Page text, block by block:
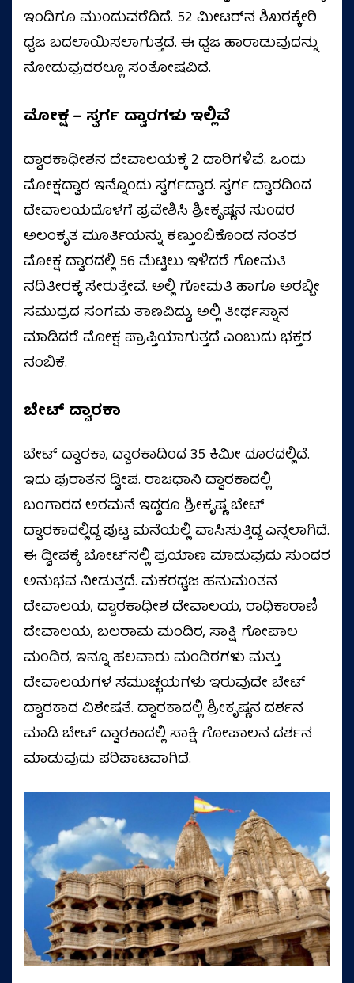
ಇಂದಿಗೂ ಮುಂದುವರೆದಿದೆ. 52 ಮೀಟರ್‌ನ ಶಿಖರಕ್ಕೇರಿ
ಧ್ವಜ ಬದಲಾಯಿಸಲಾಗುತ್ತದೆ. ಈ ಧ್ವಜ ಹಾರಾಡುವುದನ್ನು
ನೋಡುವುದರಲ್ಲೂ ಸಂತೋಷವಿದೆ.
ಮೋಕ್ಷ – ಸ್ವರ್ಗ ದ್ವಾರಗಳು ಇಲ್ಲಿವೆ
ದ್ವಾರಕಾಧೀಶನ ದೇವಾಲಯಕ್ಕೆ 2 ದಾರಿಗಳಿವೆ. ಒಂದು
ಮೋಕ್ಷದ್ವಾರ ಇನ್ನೊಂದು ಸ್ವರ್ಗದ್ವಾರ. ಸ್ವರ್ಗ ದ್ವಾರದಿಂದ
ದೇವಾಲಯದೊಳಗೆ ಪ್ರವೇಶಿಸಿ ಶ್ರೀಕೃಷ್ಣನ ಸುಂದರ
ಅಲಂಕೃತ ಮೂರ್ತಿಯನ್ನು ಕಣ್ತುಂಬಿಕೊಂಡ ನಂತರ
ಮೋಕ್ಷ ದ್ವಾರದಲ್ಲಿ 56 ಮೆಟ್ಟಿಲು ಇಳಿದರೆ ಗೋಮತಿ
ನದಿತೀರಕ್ಕೆ ಸೇರುತ್ತೇವೆ. ಅಲ್ಲಿ ಗೋಮತಿ ಹಾಗೂ ಅರಬ್ಬೀ
ಸಮುದ್ರದ ಸಂಗಮ ತಾಣವಿದ್ದು, ಅಲ್ಲಿ ತೀರ್ಥಸ್ನಾನ
ಮಾಡಿದರೆ ಮೋಕ್ಷ ಪ್ರಾಪ್ತಿಯಾಗುತ್ತದೆ ಎಂಬುದು ಭಕ್ತರ
ನಂಬಿಕೆ.
ಬೇಟ್ ದ್ವಾರಕಾ
ಬೇಟ್ ದ್ವಾರಕಾ, ದ್ವಾರಕಾದಿಂದ 35 ಕಿಮೀ ದೂರದಲ್ಲಿದೆ.
ಇದು ಪುರಾತನ ದ್ವೀಪ. ರಾಜಧಾನಿ ದ್ವಾರಕಾದಲ್ಲಿ
ಬಂಗಾರದ ಅರಮನೆ ಇದ್ದರೂ ಶ್ರೀಕೃಷ್ಣ ಬೇಟ್
ದ್ವಾರಕಾದಲ್ಲಿದ್ದ ಪುಟ್ಟ ಮನೆಯಲ್ಲಿ ವಾಸಿಸುತ್ತಿದ್ದ ಎನ್ನಲಾಗಿದೆ.
ಈ ದ್ವೀಪಕ್ಕೆ ಬೋಟ್‌ನಲ್ಲಿ ಪ್ರಯಾಣ ಮಾಡುವುದು ಸುಂದರ
ಅನುಭವ ನೀಡುತ್ತದೆ. ಮಕರಧ್ವಜ ಹನುಮಂತನ
ದೇವಾಲಯ, ದ್ವಾರಕಾಧೀಶ ದೇವಾಲಯ, ರಾಧಿಕಾರಾಣಿ
ದೇವಾಲಯ, ಬಲರಾಮ ಮಂದಿರ, ಸಾಕ್ಷಿ ಗೋಪಾಲ
ಮಂದಿರ, ಇನ್ನೂ ಹಲವಾರು ಮಂದಿರಗಳು ಮತ್ತು
ದೇವಾಲಯಗಳ ಸಮುಚ್ಛಯಗಳು ಇರುವುದೇ ಬೇಟ್
ದ್ವಾರಕಾದ ವಿಶೇಷತೆ. ದ್ವಾರಕಾದಲ್ಲಿ ಶ್ರೀಕೃಷ್ಣನ ದರ್ಶನ
ಮಾಡಿ ಬೇಟ್ ದ್ವಾರಕಾದಲ್ಲಿ ಸಾಕ್ಷಿ ಗೋಪಾಲನ ದರ್ಶನ
ಮಾಡುವುದು ಪರಿಪಾಟವಾಗಿದೆ.